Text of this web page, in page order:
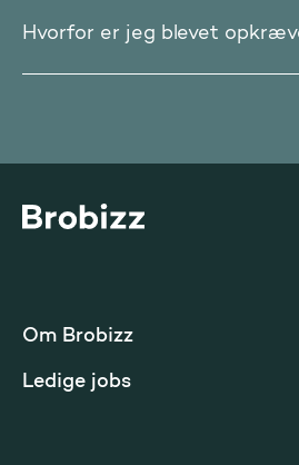
Hvorfor er jeg blevet
Om Brobizz
Ledige jobs